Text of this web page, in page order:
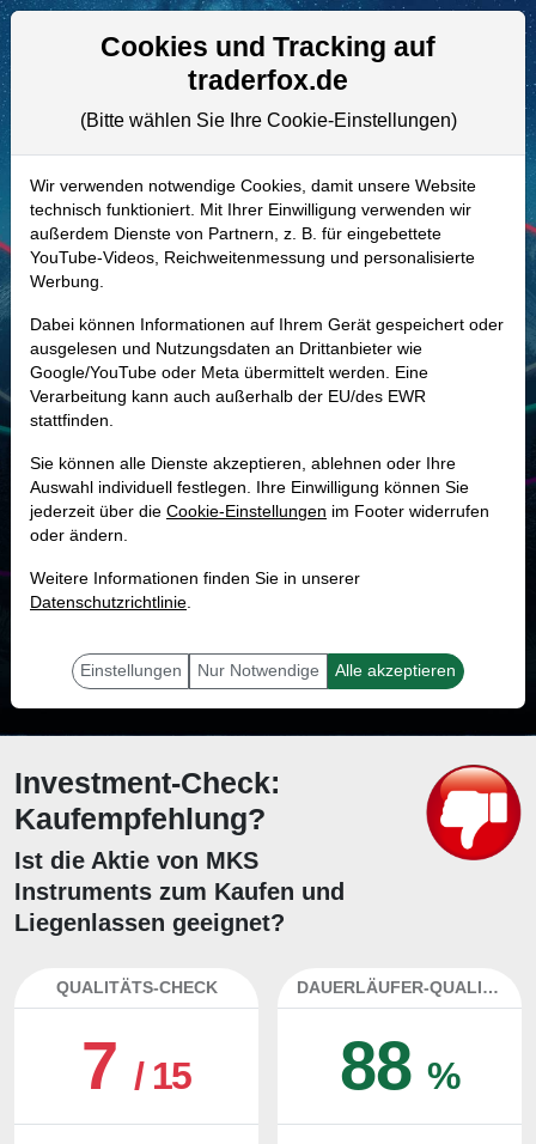
Aktien- und Artikelsuche
920343 | MKSI–MKS Instruments
Aktie
Realtime-Aktienkurs:
- - -
-
Marktkapitalisierung 20,62 Mrd. USD
Unternehmenswert
Umsatz 3,93 Mrd. USD
93.4 %
mit dieser Aktie erfolgreich sein.
Investment-Check:
Kaufempfehlung?
Ist die Aktie von MKS
Instruments zum Kaufen und
Liegenlassen geeignet?
QUALITÄTS-CHECK
7/ 15
DAUERLÄUFER-QUALITÄTEN
88%
Cookies und Tracking auf
traderfox.de
(Bitte wählen Sie Ihre Cookie-Einstellungen)
Wir verwenden notwendige Cookies, damit unsere Website
technisch funktioniert. Mit Ihrer Einwilligung verwenden wir
außerdem Dienste von Partnern, z. B. für eingebettete
YouTube-Videos, Reichweitenmessung und personalisierte
Werbung.
Dabei können Informationen auf Ihrem Gerät gespeichert oder
ausgelesen und Nutzungsdaten an Drittanbieter wie
Google/YouTube oder Meta übermittelt werden. Eine
Verarbeitung kann auch außerhalb der EU/des EWR
stattfinden.
Sie können alle Dienste akzeptieren, ablehnen oder Ihre
Auswahl individuell festlegen. Ihre Einwilligung können Sie
jederzeit über die Cookie-Einstellungen im Footer widerrufen
oder ändern.
Weitere Informationen finden Sie in unserer
Datenschutzrichtlinie.
Einstellungen Nur Notwendige Alle akzeptieren